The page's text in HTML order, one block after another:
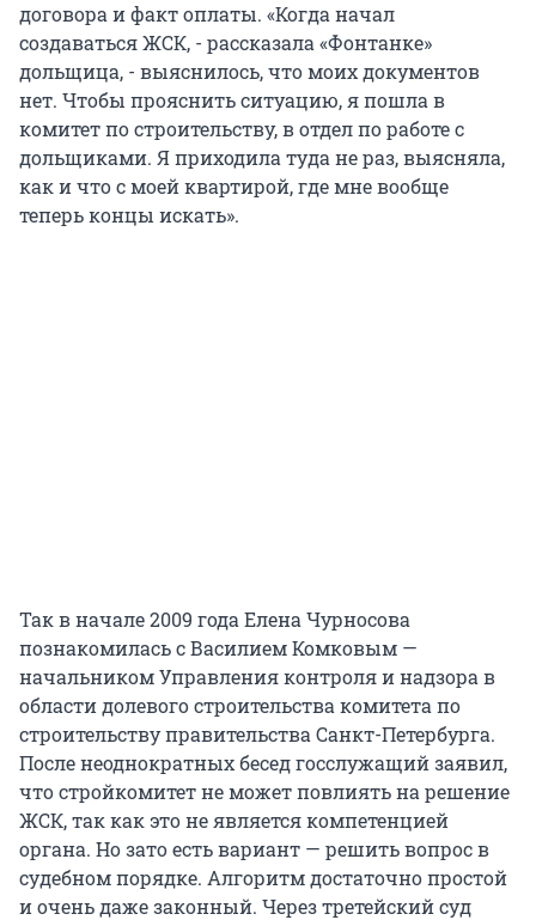
договора и факт оплаты. «Когда начал
создаваться ЖСК, - рассказала «Фонтанке»
дольщица, - выяснилось, что моих документов
нет. Чтобы прояснить ситуацию, я пошла в
комитет по строительству, в отдел по работе с
дольщиками. Я приходила туда не раз, выясняла,
как и что с моей квартирой, где мне вообще
теперь концы искать».
Так в начале 2009 года Елена Чурносова
познакомилась с Василием Комковым —
начальником Управления контроля и надзора в
области долевого строительства комитета по
строительству правительства Санкт-Петербурга.
После неоднократных бесед госслужащий заявил,
что стройкомитет не может повлиять на решение
ЖСК, так как это не является компетенцией
органа. Но зато есть вариант — решить вопрос в
судебном порядке. Алгоритм достаточно простой
и очень даже законный. Через третейский суд